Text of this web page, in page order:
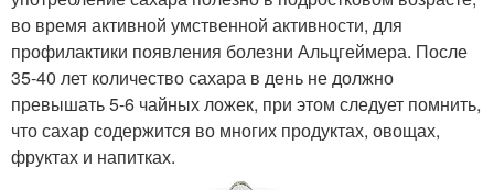
во время активной умственной активности, для
профилактики появления болезни Альцгеймера. После
35-40 лет количество сахара в день не должно
превышать 5-6 чайных ложек, при этом следует помнить,
что сахар содержится во многих продуктах, овощах,
фруктах и напитках.